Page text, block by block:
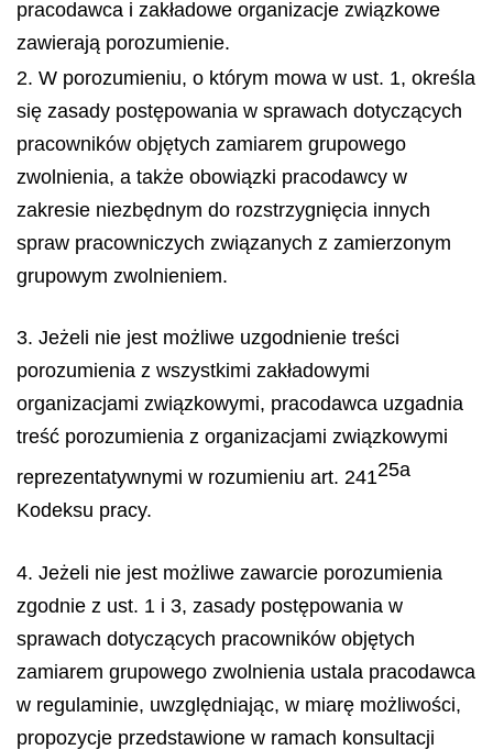
pracodawca i zakładowe organizacje związkowe
zawierają porozumienie.
2. W porozumieniu, o którym mowa w ust. 1, określa
się zasady postępowania w sprawach dotyczących
pracowników objętych zamiarem grupowego
zwolnienia, a także obowiązki pracodawcy w
zakresie niezbędnym do rozstrzygnięcia innych
spraw pracowniczych związanych z zamierzonym
grupowym zwolnieniem.
3. Jeżeli nie jest możliwe uzgodnienie treści
porozumienia z wszystkimi zakładowymi
organizacjami związkowymi, pracodawca uzgadnia
treść porozumienia z organizacjami związkowymi
reprezentatywnymi w rozumieniu art. 24125a
Kodeksu pracy.
4. Jeżeli nie jest możliwe zawarcie porozumienia
zgodnie z ust. 1 i 3, zasady postępowania w
sprawach dotyczących pracowników objętych
zamiarem grupowego zwolnienia ustala pracodawca
w regulaminie, uwzględniając, w miarę możliwości,
propozycje przedstawione w ramach konsultacji